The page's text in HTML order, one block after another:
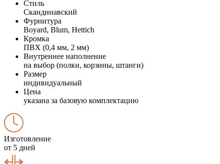
Стиль
Скандинавский
Фурнитура
Boyard, Blum, Hettich
Кромка
ПВХ (0,4 мм, 2 мм)
Внутреннее наполнение
на выбор (полки, корзины, штанги)
Размер
индивидуальный
Цена
указана за базовую комплектацию
Изготовление
от 5 дней